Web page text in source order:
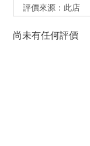
尚未有任何評價